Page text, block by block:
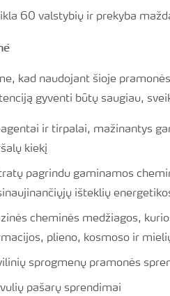
60 valstybių ir prekyba
kad naudojant šioje
gyventi būtų saugiau,
ir tirpalai, mažinantys
kiekį
pagrindu gaminamos
išteklių
cheminės medžiagos,
plieno, kosmoso ir
sprogmenų pramonės
pašarų sprendimai